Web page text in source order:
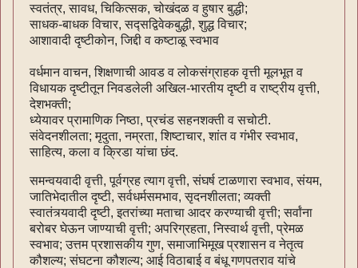
स्वतंत्र, सावध, चिकित्सक, चोखंदळ व हुषार बुद्धी;
साधक-बाधक विचार, सद्सद्विवेकबुद्धी, शुद्ध विचार;
आशावादी दृष्टीकोन, जिद्दी व कष्टाळू स्वभाव
वर्धमान वाचन, शिक्षणाची आवड व लोकसंग्राहक वृत्ती मूलभूत व
विधायक दृष्टीतून निवडलेली अखिल-भारतीय दृष्टी व राष्ट्रीय वृत्ती,
देशभक्ती;
ध्येयावर प्रामाणिक निष्ठा, प्रचंड सहनशक्ती व सचोटी.
संवेदनशीलता; मृदुता, नम्रता, शिष्टाचार, शांत व गंभीर स्वभाव,
साहित्य, कला व क्रिडा यांचा छंद.
समन्वयवादी वृत्ती, पूर्वग्रह त्याग वृत्ती, संघर्ष टाळणारा स्वभाव, संयम,
जातिभेदातील दृष्टी, सर्वधर्मसमभाव, सृदनशीलता; व्यक्ती
स्वातंत्र्यवादी दृष्टी, इतरांच्या मताचा आदर करण्याची वृत्ती; सर्वांना
बरोबर घेऊन जाण्याची वृत्ती; अपरिग्रहता, निस्वार्थ वृत्ती, प्रेमळ
स्वभाव; उत्तम प्रशासकीय गुण, समाजाभिमूख प्रशासन व नेतृत्व
कौशल्य; संघटना कौशल्य; आई विठाबाई व बंधू गणपतराव यांचे